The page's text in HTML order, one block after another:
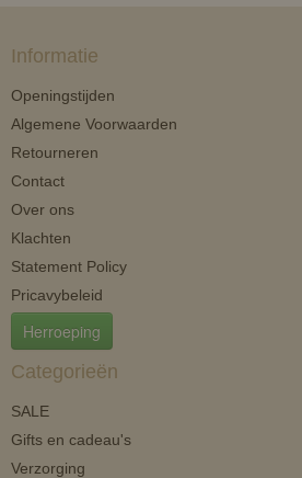
Informatie
Openingstijden
Algemene Voorwaarden
Retourneren
Contact
Over ons
Klachten
Statement Policy
Pricavybeleid
Herroeping
Categorieën
SALE
Gifts en cadeau's
Verzorging